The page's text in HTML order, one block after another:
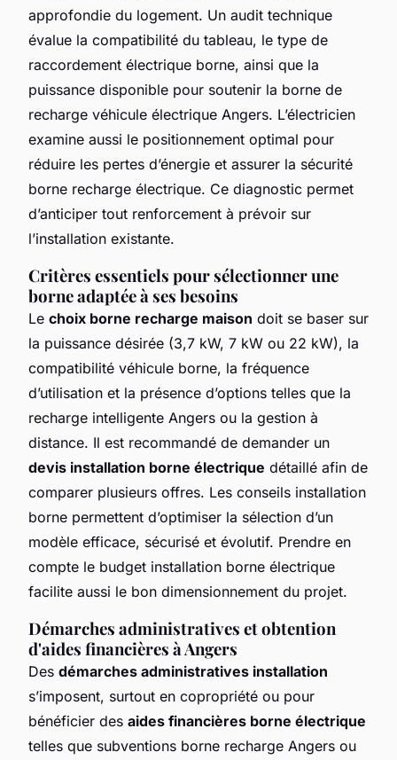
approfondie du logement. Un audit technique
évalue la compatibilité du tableau, le type de
raccordement électrique borne, ainsi que la
puissance disponible pour soutenir la borne de
recharge véhicule électrique Angers. L’électricien
examine aussi le positionnement optimal pour
réduire les pertes d’énergie et assurer la sécurité
borne recharge électrique. Ce diagnostic permet
d’anticiper tout renforcement à prévoir sur
l’installation existante.
Critères essentiels pour sélectionner une
borne adaptée à ses besoins
Le choix borne recharge maison doit se baser sur
la puissance désirée (3,7 kW, 7 kW ou 22 kW), la
compatibilité véhicule borne, la fréquence
d’utilisation et la présence d’options telles que la
recharge intelligente Angers ou la gestion à
distance. Il est recommandé de demander un
devis installation borne électrique détaillé afin de
comparer plusieurs offres. Les conseils installation
borne permettent d’optimiser la sélection d’un
modèle efficace, sécurisé et évolutif. Prendre en
compte le budget installation borne électrique
facilite aussi le bon dimensionnement du projet.
Démarches administratives et obtention
d'aides financières à Angers
Des démarches administratives installation
s’imposent, surtout en copropriété ou pour
bénéficier des aides financières borne électrique
telles que subventions borne recharge Angers ou